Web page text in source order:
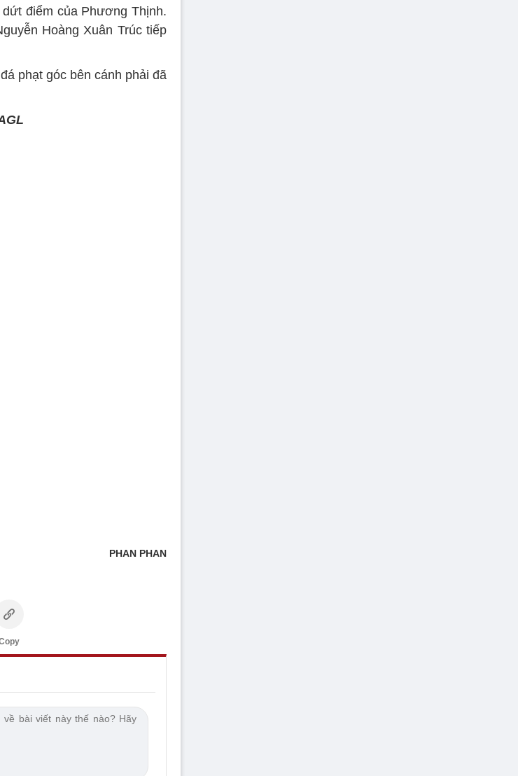
điểm của Phương Thịnh.
Hoàng Xuân Trúc tiếp
phạt góc bên cánh phải đã
PHAN PHAN